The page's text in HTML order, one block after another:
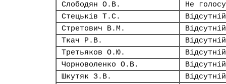
Слободян О.В.
Не
Стецьків Т.С.
Відсутній
Стретович В.М.
Відсутній
Ткач Р.В.
Відсутній
Третьяков О.Ю.
Відсутній
Чорноволенко О.В.
Відсутній
Шкутяк З.В.
Відсутній